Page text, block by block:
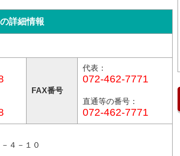
詳細情報
FAX番号
代表：
072-462-7771
直通等の番号：
072-462-7771
４－１０